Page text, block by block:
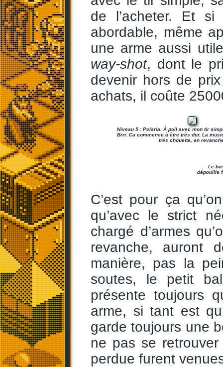
de l’acheter. Et si
abordable, même
une arme aussi
way-shot, dont le
devenir hors de
achats, il coûte
Niveau 5 : Polaria. À poil avec mon tir
Brrr. Ca commence à être très dur. La
très chouette, en
Le
dépouille
C’est pour ça
qu’avec le strict
chargé d’armes
revanche, auront
manière, pas la
soutes, le petit
présente toujours
arme, si tant est
garde toujours une
ne pas se
perdue furent